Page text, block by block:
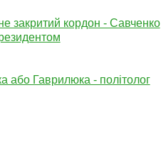
закритий кордон - Савченко
або Гаврилюка - політолог